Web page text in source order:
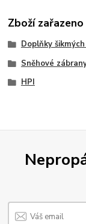
Zboží
Doplňky
Sněhové
HPI